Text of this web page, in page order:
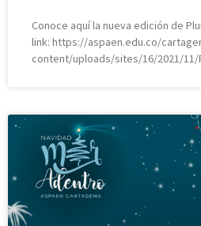
Conoce aquí la nueva edición de
link: https://aspaen.edu.co/
content/uploads/sites/16/2021/11/